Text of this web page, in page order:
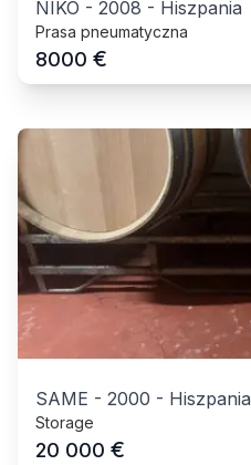
NIKO - 2008 - Hiszpania
Prasa pneumatyczna
8000 €
SAME - 2000 - Hiszpania
Storage
20 000 €